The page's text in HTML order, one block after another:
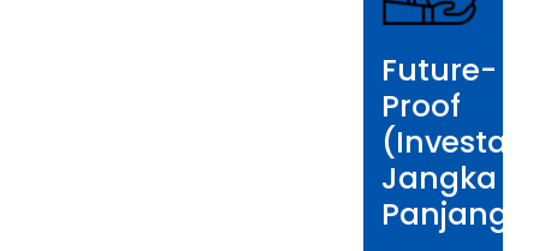
Future-
Proof
(Investasi
Jangka
Panjang)